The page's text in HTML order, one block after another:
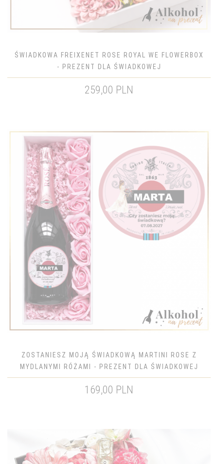
ŚWIADKOWA FREIXENET ROSE ROYAL WE FLOWERBOX
- PREZENT DLA ŚWIADKOWEJ
259,00 PLN
ZOSTANIESZ MOJĄ ŚWIADKOWĄ MARTINI ROSE Z
MYDLANYMI RÓŻAMI - PREZENT DLA ŚWIADKOWEJ
169,00 PLN